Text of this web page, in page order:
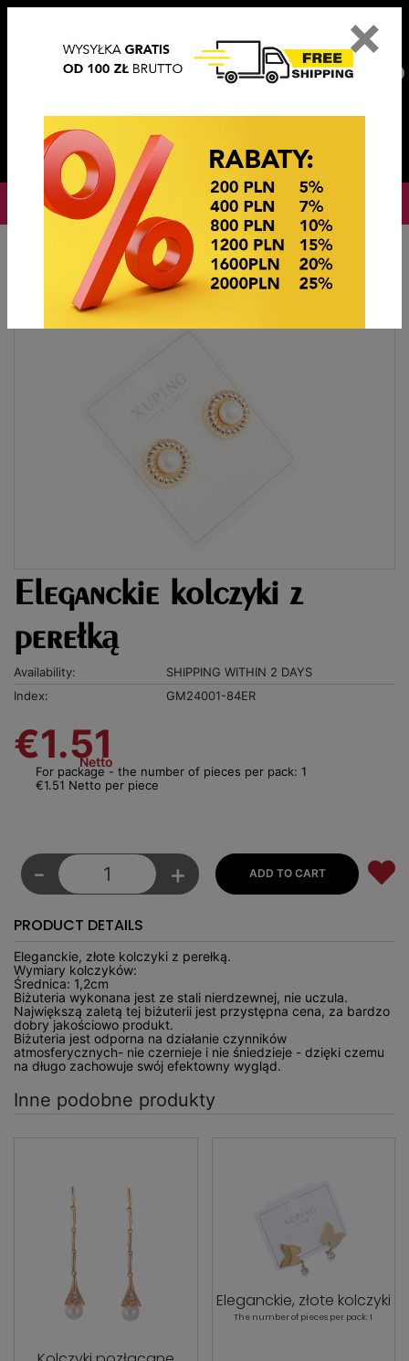
OKAZJE CENOWE
BIŻUTERIA STEEL/XUPING KOLCZYKI
Eleganckie kolczyki z
perełką
Availability:
SHIPPING WITHIN 2 DAYS
Index:
GM24001-84ER
€1.51
Netto
For package - the number of pieces per pack: 1
€1.51 Netto per piece
- +
PRODUCT DETAILS
Eleganckie, złote kolczyki z perełką.
Wymiary kolczyków:
Średnica: 1,2cm
Biżuteria wykonana jest ze stali nierdzewnej, nie uczula.
Największą zaletą tej biżuterii jest przystępna cena, za bardzo
dobry jakościowo produkt.
Biżuteria jest odporna na działanie czynników
atmosferycznych- nie czernieje i nie śniedzieje - dzięki czemu
na długo zachowuje swój efektowny wygląd.
Inne podobne produkty
Eleganckie, złote kolczyki
The number of pieces per pack: 1
×